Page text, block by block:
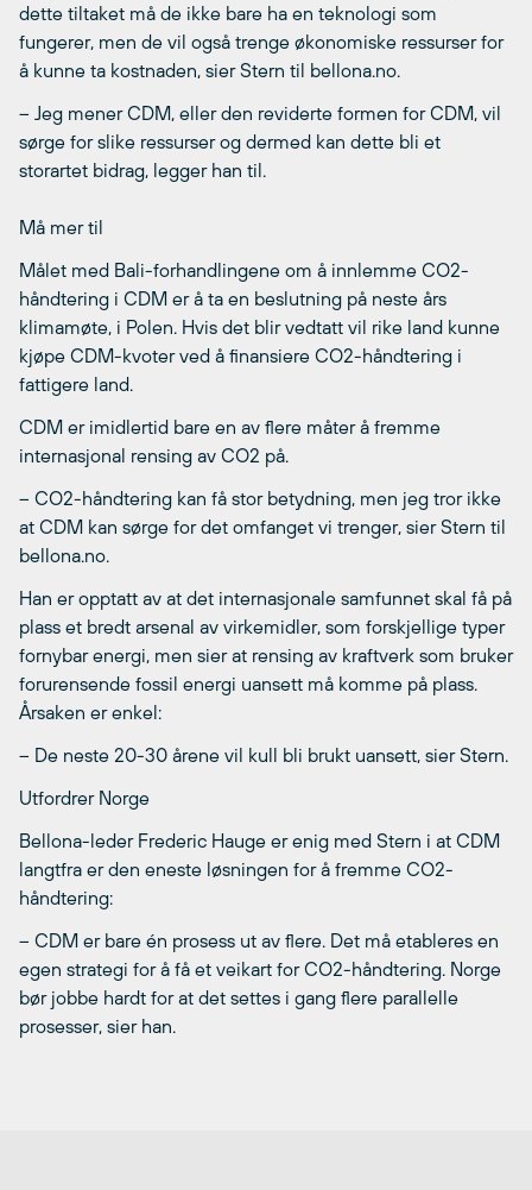
dette tiltaket må de ikke bare ha en teknologi som
fungerer, men de vil også trenge økonomiske ressurser for
å kunne ta kostnaden, sier Stern til bellona.no.
– Jeg mener CDM, eller den reviderte formen for CDM, vil
sørge for slike ressurser og dermed kan dette bli et
storartet bidrag, legger han til.
Må mer til
Målet med Bali-forhandlingene om å innlemme CO2-
håndtering i CDM er å ta en beslutning på neste års
klimamøte, i Polen. Hvis det blir vedtatt vil rike land kunne
kjøpe CDM-kvoter ved å finansiere CO2-håndtering i
fattigere land.
CDM er imidlertid bare en av flere måter å fremme
internasjonal rensing av CO2 på.
– CO2-håndtering kan få stor betydning, men jeg tror ikke
at CDM kan sørge for det omfanget vi trenger, sier Stern til
bellona.no.
Han er opptatt av at det internasjonale samfunnet skal få på
plass et bredt arsenal av virkemidler, som forskjellige typer
fornybar energi, men sier at rensing av kraftverk som bruker
forurensende fossil energi uansett må komme på plass.
Årsaken er enkel:
– De neste 20-30 årene vil kull bli brukt uansett, sier Stern.
Utfordrer Norge
Bellona-leder Frederic Hauge er enig med Stern i at CDM
langtfra er den eneste løsningen for å fremme CO2-
håndtering:
– CDM er bare én prosess ut av flere. Det må etableres en
egen strategi for å få et veikart for CO2-håndtering. Norge
bør jobbe hardt for at det settes i gang flere parallelle
prosesser, sier han.